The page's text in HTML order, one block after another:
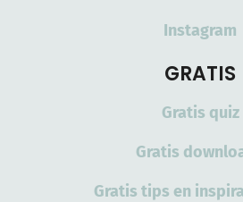
Instagram
GRATIS
Gratis quiz
Gratis
Gratis tips en